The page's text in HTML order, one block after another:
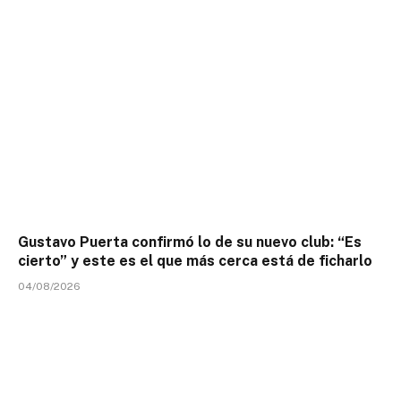
Gustavo Puerta confirmó lo de su nuevo club: “Es
cierto” y este es el que más cerca está de ficharlo
04/08/2026